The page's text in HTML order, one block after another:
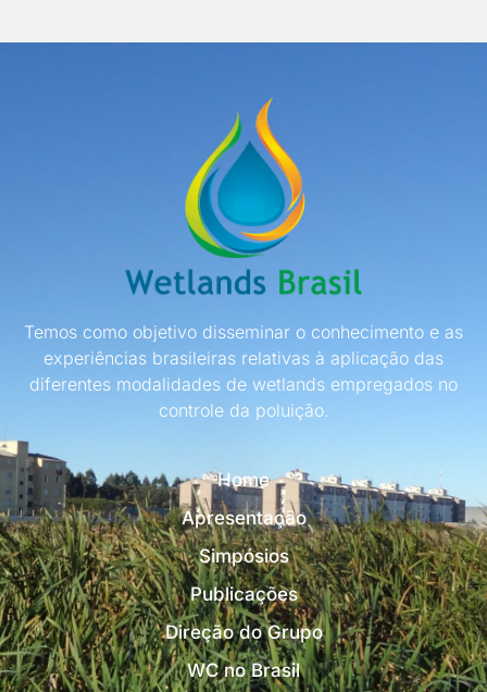
Temos como objetivo disseminar o conhecimento e as
experiências brasileiras relativas à aplicação das
diferentes modalidades de wetlands empregados no
controle da poluição.
Home
Apresentação
Simpósios
Publicações
Direção do Grupo
WC no Brasil